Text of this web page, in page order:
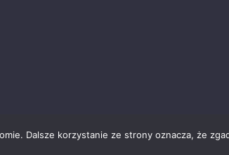
O nas Reklama
Dalsze korzystanie ze strony oznacza, że